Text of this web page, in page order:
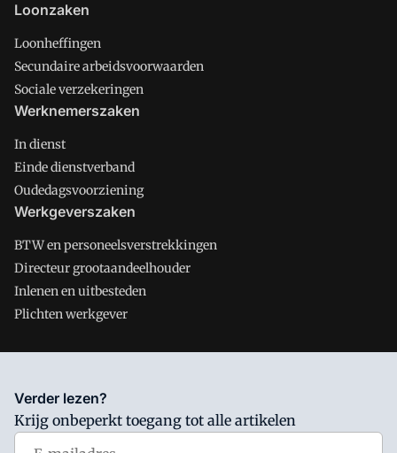
Loonzaken
Loonheffingen
Secundaire arbeidsvoorwaarden
Sociale verzekeringen
Werknemerszaken
In dienst
Einde dienstverband
Oudedagsvoorziening
Werkgeverszaken
BTW en personeelsverstrekkingen
Directeur grootaandeelhouder
Inlenen en uitbesteden
Plichten werkgever
Salarisnet is onderdeel van VMN media. Lees in
waar VMN media voor staat. Op gebruik van deze site zijn de
volgende regelingen van toepassing:Algemene Voorwaarden
Verder lezen?
Krijg onbeperkt toegang tot alle artikelen